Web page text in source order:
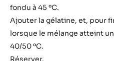
chocolat
blanc
zephyr™
fondu à 45 ºC.
Ajouter la gélatine, et, pour
lorsque le mélange atteint
40/50 ºC.
Réserver.